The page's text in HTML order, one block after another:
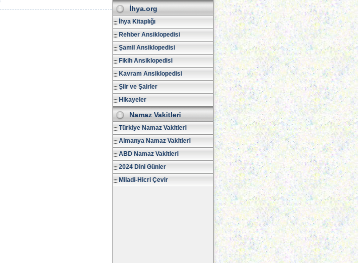
İhya.org
İhya Kitaplığı
Rehber Ansiklopedisi
Şamil Ansiklopedisi
Fikih Ansiklopedisi
Kavram Ansiklopedisi
Şiir ve Şairler
Hikayeler
Namaz Vakitleri
Türkiye Namaz Vakitleri
Almanya Namaz Vakitleri
ABD Namaz Vakitleri
2024 Dini Günler
Miladi-Hicri Çevir